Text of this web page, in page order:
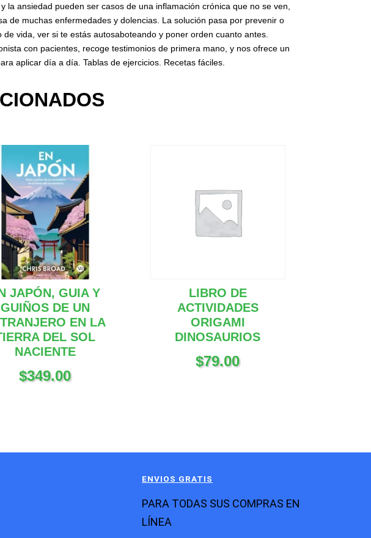
ansiedad pueden ser casos de una inflamación crónica que no se ven,
de muchas enfermedades y dolencias. La solución pasa por prevenir o
vida, ver si te estás autosaboteando y poner orden cuanto antes.
con pacientes, recoge testimonios de primera mano, y nos ofrece un
aplicar día a día. Tablas de ejercicios. Recetas fáciles.
JAPÓN, GUIA Y
GUIÑOS DE UN
EN LA
DEL SOL
NACIENTE
$349.00
LIBRO DE
ACTIVIDADES
ORIGAMI
DINOSAURIOS
$79.00
ENVIOS GRATIS
PARA TODAS SUS COMPRAS EN
LÍNEA